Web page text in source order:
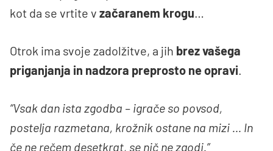
kot da se vrtite v začaranem krogu…
Otrok ima svoje zadolžitve, a jih brez vašega
priganjanja in nadzora preprosto ne opravi.
“Vsak dan ista zgodba – igrače so povsod,
postelja razmetana, krožnik ostane na mizi … In
če ne rečem desetkrat, se nič ne zgodi.”